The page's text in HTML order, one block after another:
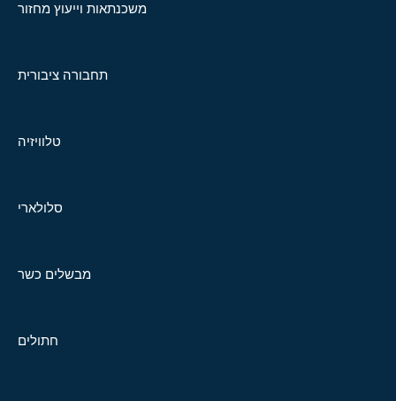
משכנתאות וייעוץ מחזור
תחבורה ציבורית
טלוויזיה
סלולארי
מבשלים כשר
חתולים